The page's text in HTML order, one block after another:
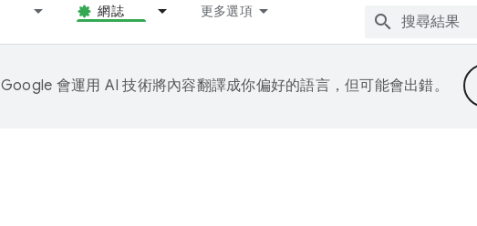
網誌 更多選項
Google 會運用 AI 技術將內容翻譯成你偏好的語言，但可能會出錯。